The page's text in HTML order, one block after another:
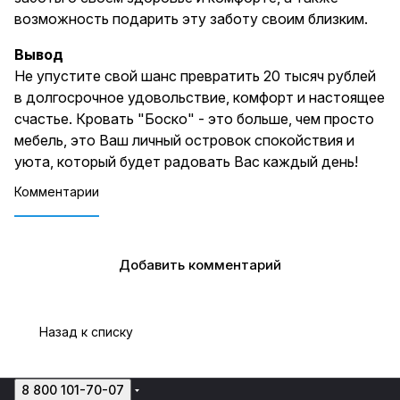
возможность подарить эту заботу своим близким.
Вывод
Не упустите свой шанс превратить 20 тысяч рублей
в долгосрочное удовольствие, комфорт и настоящее
счастье. Кровать "Боско" - это больше, чем просто
мебель, это Ваш личный островок спокойствия и
уюта, который будет радовать Вас каждый день!
Комментарии
Добавить комментарий
Назад к списку
8 800 101-70-07